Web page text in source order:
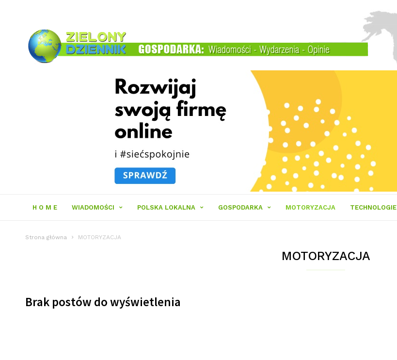
Zielony
Dziennik
H O M E WIADOMOŚCI POLSKA LOKALNA GOSPODARKA MOTORYZACJA TECHNOLOGIE
Strona główna MOTORYZACJA
MOTORYZACJA
Brak postów do wyświetlenia